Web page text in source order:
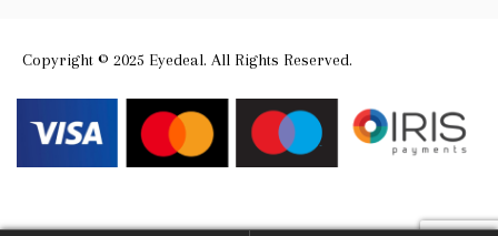
Copyright © 2025 Eyedeal. All Rights Reserved.